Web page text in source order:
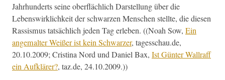
Jahrhun­derts seine ober­fläch­lich Darstel­lung über die
Lebenswirk­lichkeit der schwarzen Men­schen stellte, die diesen
Ras­sis­mus tat­säch­lich jeden Tag erleben. ((Noah Sow, Ein
ange­mal­ter Weißer ist kein Schwarz­er, tagesschau.de,
20.10.2009; Cristi­na Nord und Daniel Bax, Ist Gün­ter Wall­raff
ein Aufk­lär­er?, taz.de, 24.10.2009.))